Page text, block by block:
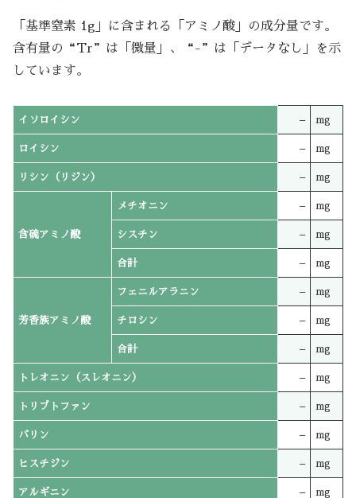
「基準窒素 1g」に含まれる「アミノ酸」の成分量です。
含有量の“Tr”は「微量」、“-”は「データなし」を示
しています。
イソロイシン – mg
ロイシン – mg
リシン（リジン） – mg
含硫アミノ酸
メチオニン – mg
シスチン – mg
合計 – mg
芳香族アミノ酸
フェニルアラニン – mg
チロシン – mg
合計 – mg
トレオニン（スレオニン） – mg
トリプトファン – mg
バリン – mg
ヒスチジン – mg
アルギニン – mg